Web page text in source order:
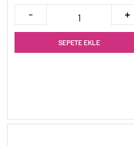
SEPETE EKLE